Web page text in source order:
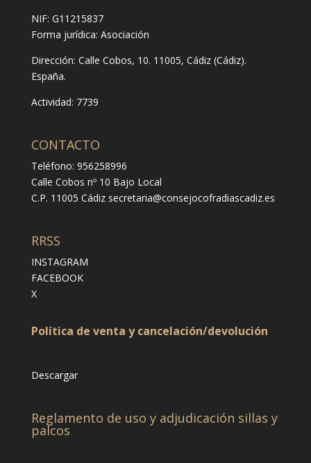
NIF: G11215837
Forma jurídica: Asociación
Dirección: Calle Cobos, 10. 11005, Cádiz (Cádiz).
España.
Actividad: 7739
CONTACTO
Teléfono: 956258996
Calle Cobos nº 10 Bajo Local
C.P. 11005 Cádiz secretaria@consejocofradiascadiz.es
RRSS
INSTAGRAM
FACEBOOK
X
Política de venta y cancelación/devolución
Descargar
Reglamento de uso y adjudicación sillas y
palcos